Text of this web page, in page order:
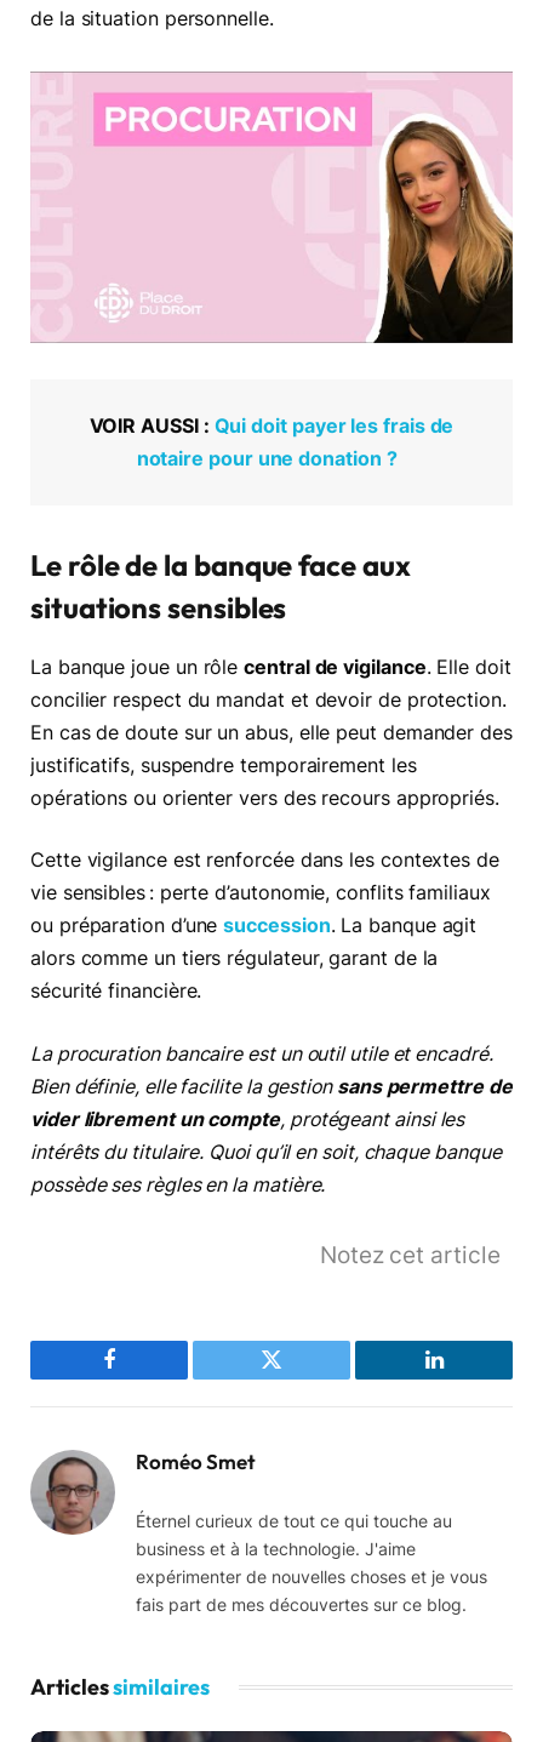
de la situation personnelle.
VOIR AUSSI : Qui doit payer les frais de
notaire pour une donation ?
Le rôle de la banque face aux
situations sensibles
La banque joue un rôlecentral de vigilance. Elle doit
concilier respect du mandat et devoir de protection.
En cas de doute sur un abus, elle peut demander des
justificatifs, suspendre temporairement les
opérations ou orienter vers des recours appropriés.
Cette vigilance est renforcée dans les contextes de
vie sensibles : perte d’autonomie, conflits familiaux
ou préparation d’unesuccession. La banque agit
alors comme un tiers régulateur, garant de la
sécurité financière.
La procuration bancaire est un outil utile et encadré.
Bien définie, elle facilite la gestion sans permettre de
vider librement un compte, protégeant ainsi les
intérêts du titulaire. Quoi qu’il en soit, chaque banque
possède ses règles en la matière.
Notez cet article
Facebook Twitter LinkedIn
Roméo Smet
Éternel curieux de tout ce qui touche au
business et à la technologie. J'aime
expérimenter de nouvelles choses et je vous
fais part de mes découvertes sur ce blog.
Articlessimilaires